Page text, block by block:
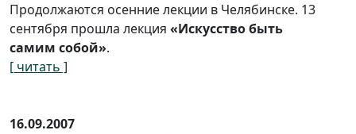
Продолжаются осенние лекции в Челябинске. 13
сентября прошла лекция «Искусство быть
самим собой».
[ читать ]
16.09.2007